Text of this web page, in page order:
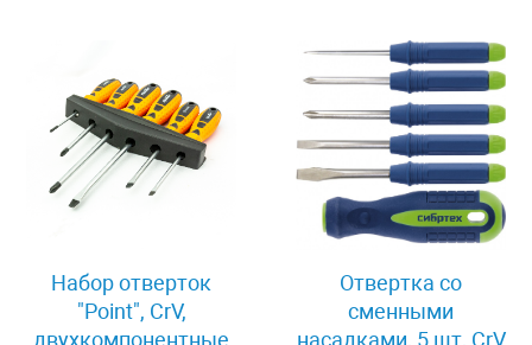
Набор отверток
"Point", CrV,
двухкомпонентные
Отвертка со
сменными
насадками, 5 шт, CrV